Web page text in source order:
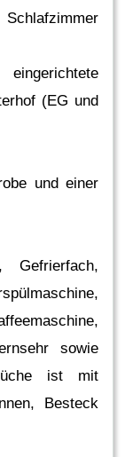
(EG und
und einer
sowie
ist mit
Besteck